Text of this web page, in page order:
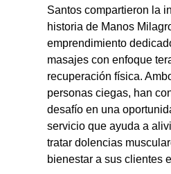
Santos compartieron la
historia de Manos
emprendimiento
masajes con enfoque
recuperación física.
personas ciegas, han
desafío en una
servicio que ayuda a
tratar dolencias
bienestar a sus clientes